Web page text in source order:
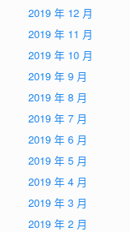
2019 年 12 月
2019 年 11 月
2019 年 10 月
2019 年 9 月
2019 年 8 月
2019 年 7 月
2019 年 6 月
2019 年 5 月
2019 年 4 月
2019 年 3 月
2019 年 2 月